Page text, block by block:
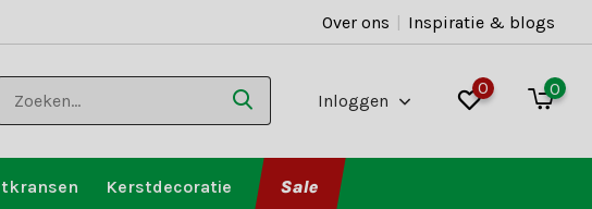
Over ons | Inspiratie & blogs
Inloggen
0 0
Kerstdecoratie Sale